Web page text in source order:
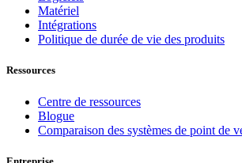
Matériel
Intégrations
Politique de durée de vie des produits
Ressources
Centre de ressources
Blogue
Comparaison des systèmes de point de